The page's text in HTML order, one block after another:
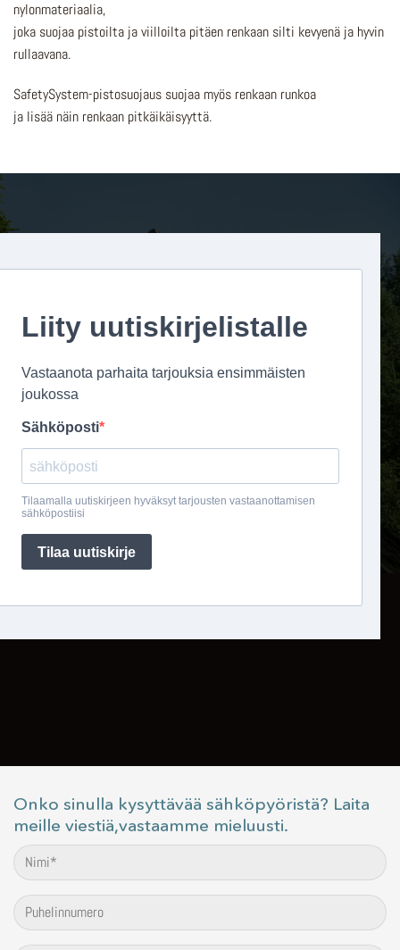
nylonmateriaalia,
joka suojaa pistoilta ja viilloilta pitäen renkaan silti kevyenä ja hyvin
rullaavana.
SafetySystem-pistosuojaus suojaa myös renkaan runkoa
ja lisää näin renkaan pitkäikäisyyttä.
Onko sinulla kysyttävää sähköpyöristä? Laita
meille viestiä,vastaamme mieluusti.